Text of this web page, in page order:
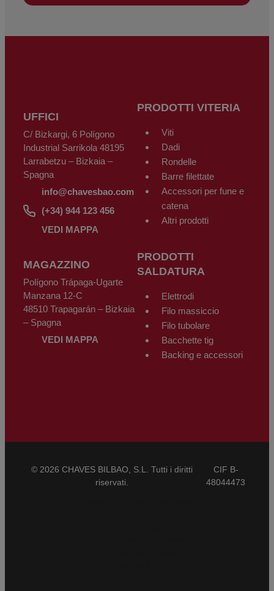
soddisfare la finalità per cui sono stati raccolti, o secondo quanto stabilito
UFFICI
C/ Bizkargi, 6 Polígono
Industrial Sarrikola 48195
Larrabetzu – Bizkaia –
Spagna
info@chavesbao.com
(+34) 944 123 456
VEDI MAPPA
MAGAZZINO
Polígono Trápaga-Ugarte
Manzana 12-C
48510 Trapagarán – Bizkaia
– Spagna
VEDI MAPPA
PRODOTTI VITERIA
Viti
Dadi
Rondelle
Barre filettate
Accessori per fune e
catena
Altri prodotti
PRODOTTI
SALDATURA
Elettrodi
Filo massiccio
Filo tubolare
Bacchette tig
Backing e accessori
© 2026 CHAVES BILBAO, S.L. Tutti i diritti
riservati.
CIF B-
48044473